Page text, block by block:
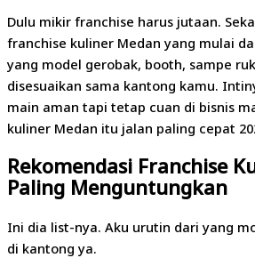
Dulu mikir franchise harus jutaan.
franchise kuliner Medan yang mulai
yang model gerobak, booth, sampe
disesuaikan sama kantong kamu.
main aman tapi tetap cuan di bisnis
kuliner Medan itu jalan paling cepat
Rekomendasi Franchise
Paling Menguntungkan
Ini dia list-nya. Aku urutin dari yang
di kantong ya.